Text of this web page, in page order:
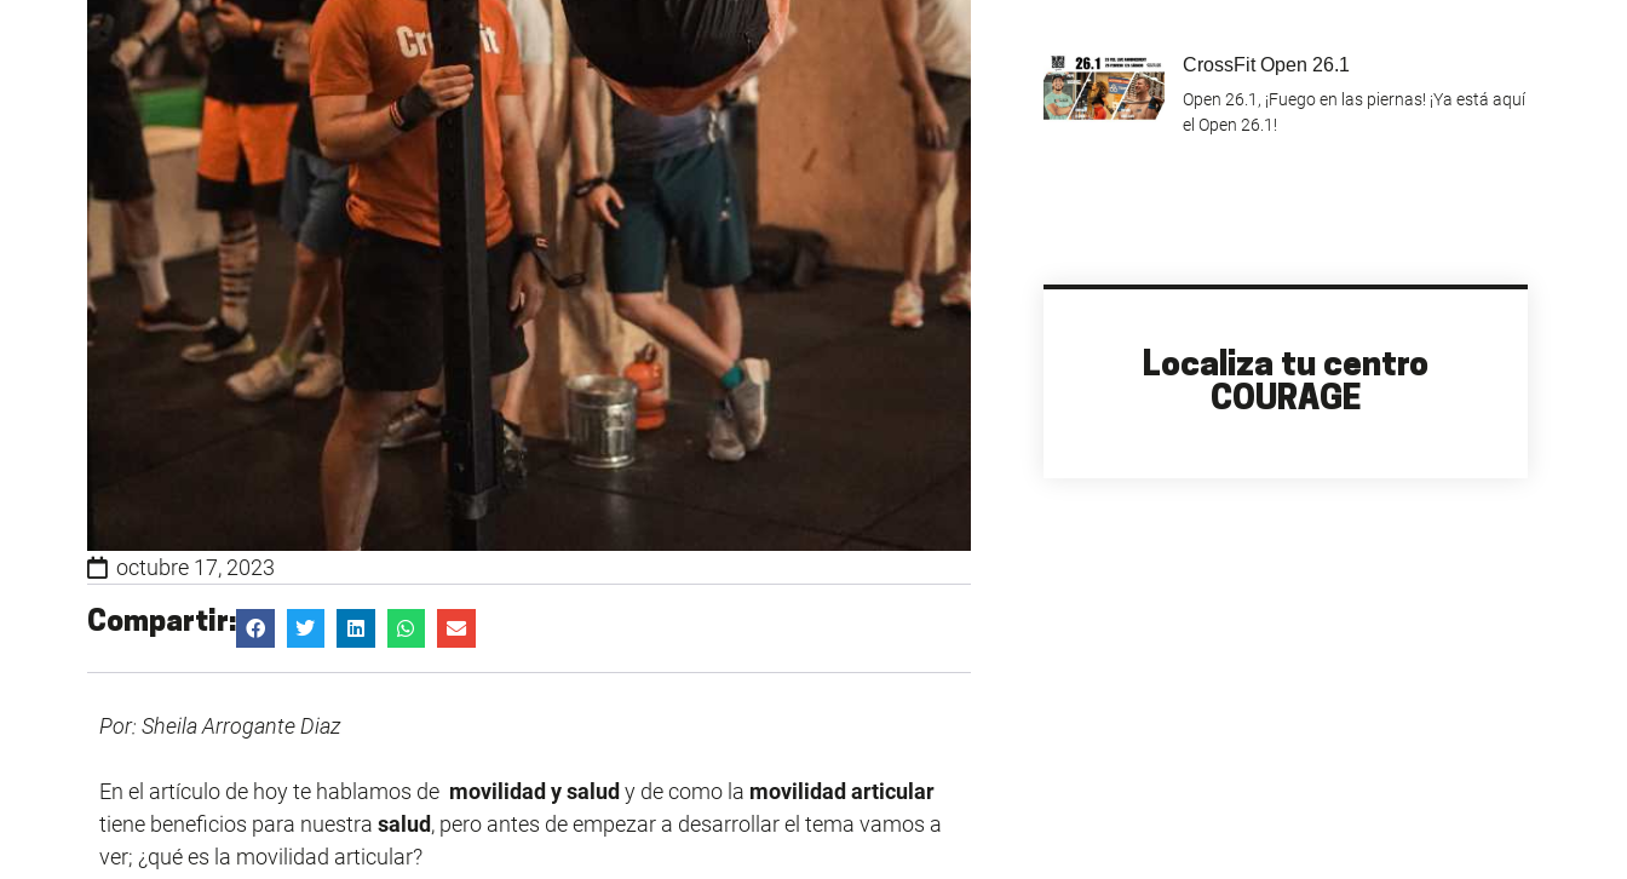
octubre 17, 2023
Compartir:
Por: Sheila Arrogante Diaz
En el artículo de hoy te hablamos de movilidad y salud y de como la movilidad articular
tiene beneficios para nuestra salud, pero antes de empezar a desarrollar el tema vamos a
ver; ¿qué es la movilidad articular?
CrossFit Open 26.1
Open 26.1, ¡Fuego en las piernas! ¡Ya está aquí
el Open 26.1!
Localiza tu centro
COURAGE